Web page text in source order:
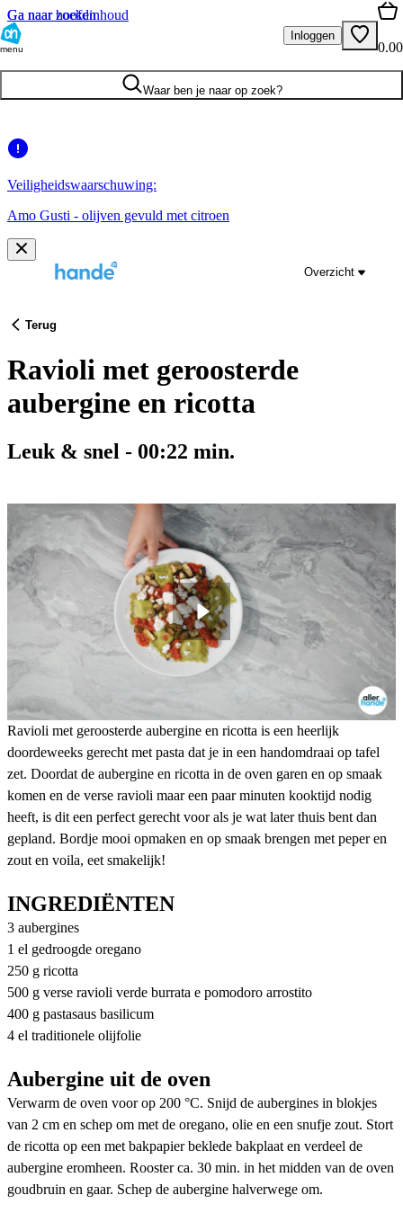
Ga naar hoofdinhoud
Ga naar zoeken
menu
Inloggen
0.00
Waar ben je naar op zoek?
Veiligheidswaarschuwing:
Amo Gusti - olijven gevuld met citroen
Overzicht
Terug
Ravioli met geroosterde
aubergine en ricotta
Leuk & snel - 00:22 min.
Ravioli met geroosterde aubergine en ricotta is een heerlijk
doordeweeks gerecht met pasta dat je in een handomdraai op tafel
zet. Doordat de aubergine en ricotta in de oven garen en op smaak
komen en de verse ravioli maar een paar minuten kooktijd nodig
heeft, is dit een perfect gerecht voor als je wat later thuis bent dan
gepland. Bordje mooi opmaken en op smaak brengen met peper en
zout en voila, eet smakelijk!
INGREDIËNTEN
3 aubergines
1 el gedroogde oregano
250 g ricotta
500 g verse ravioli verde burrata e pomodoro arrostito
400 g pastasaus basilicum
4 el traditionele olijfolie
Aubergine uit de oven
Verwarm de oven voor op 200 °C. Snijd de aubergines in blokjes
van 2 cm en schep om met de oregano, olie en een snufje zout. Stort
de ricotta op een met bakpapier beklede bakplaat en verdeel de
aubergine eromheen. Rooster ca. 30 min. in het midden van de oven
goudbruin en gaar. Schep de aubergine halverwege om.